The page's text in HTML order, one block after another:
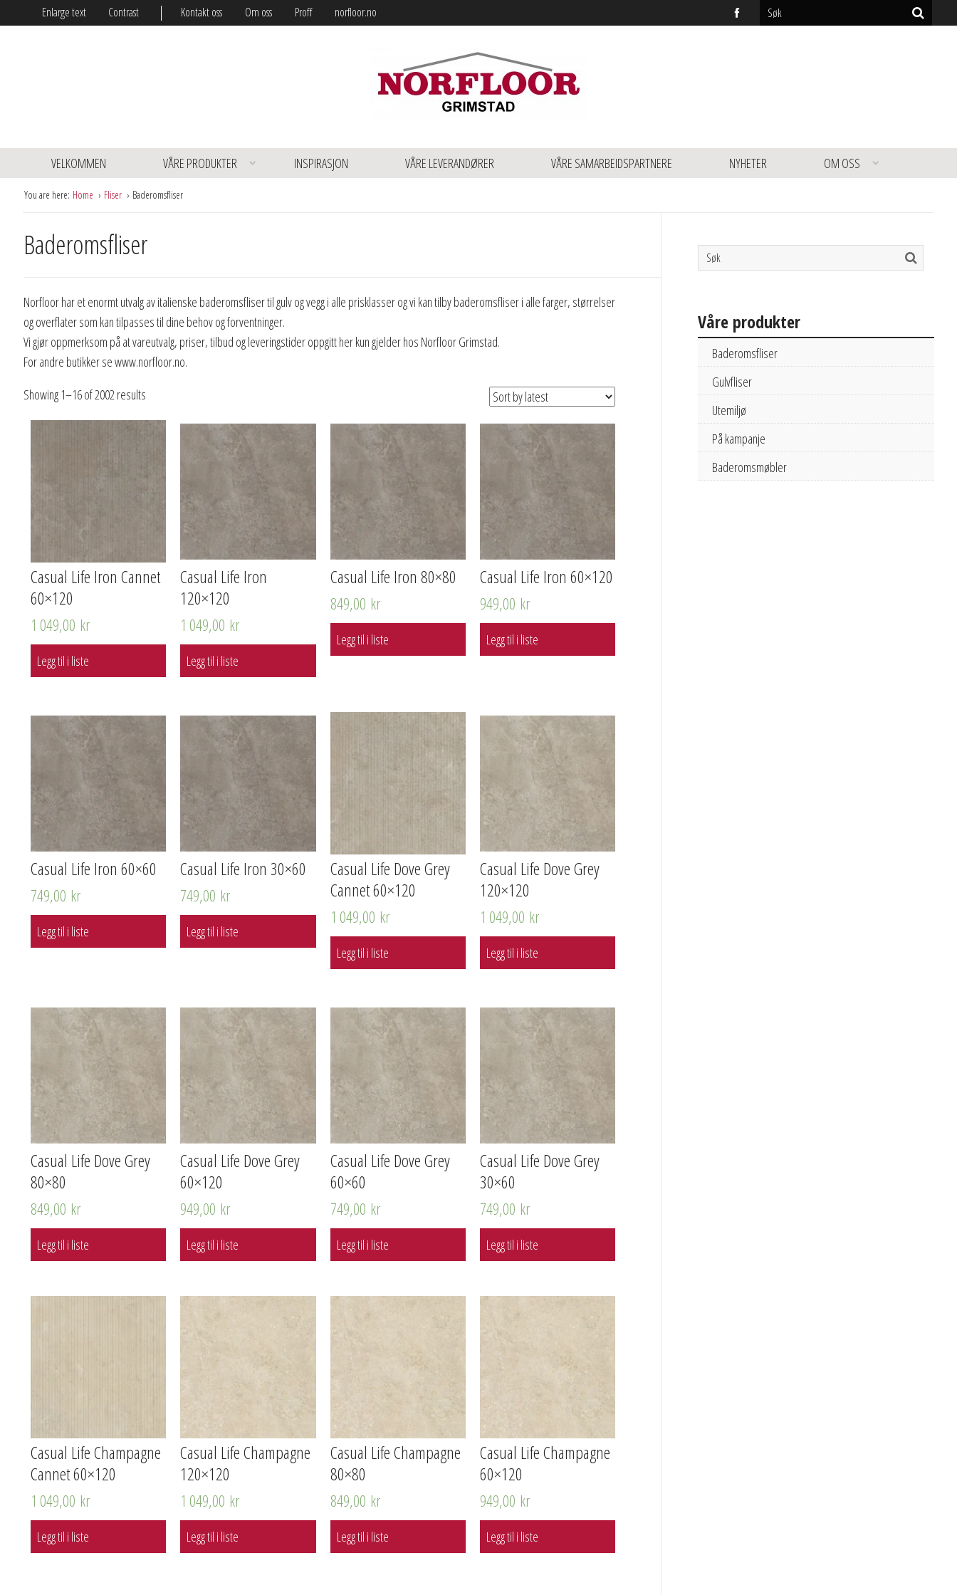
Enlarge text Contrast Kontakt oss Om oss Proff norfloor.no
VELKOMMEN VÅRE PRODUKTER INSPIRASJON VÅRE LEVERANDØRER VÅRE SAMARBEIDSPARTNERE NYHETER OM OSS
You are here: Home Fliser Baderomsfliser
Baderomsfliser
Norfloor har et enormt utvalg av italienske baderomsfliser til gulv og vegg i alle prisklasser og vi kan tilby baderomsfliser i alle farger, størrelser
og overflater som kan tilpasses til dine behov og forventninger.
Vi gjør oppmerksom på at vareutvalg, priser, tilbud og leveringstider oppgitt her kun gjelder hos Norfloor Grimstad.
For andre butikker se www.norfloor.no.
Showing 1–16 of 2002 results
Casual Life Iron Cannet
60×120
1 049,00 kr
Legg til i liste
Casual Life Iron
120×120
1 049,00 kr
Legg til i liste
Casual Life Iron 80×80
849,00 kr
Legg til i liste
Casual Life Iron 60×120
949,00 kr
Legg til i liste
Casual Life Iron 60×60
749,00 kr
Legg til i liste
Casual Life Iron 30×60
749,00 kr
Legg til i liste
Casual Life Dove Grey
Cannet 60×120
1 049,00 kr
Legg til i liste
Casual Life Dove Grey
120×120
1 049,00 kr
Legg til i liste
Casual Life Dove Grey
80×80
849,00 kr
Legg til i liste
Casual Life Dove Grey
60×120
949,00 kr
Legg til i liste
Casual Life Dove Grey
60×60
749,00 kr
Legg til i liste
Casual Life Dove Grey
30×60
749,00 kr
Legg til i liste
Casual Life Champagne
Cannet 60×120
1 049,00 kr
Legg til i liste
Casual Life Champagne
120×120
1 049,00 kr
Legg til i liste
Casual Life Champagne
80×80
849,00 kr
Legg til i liste
Casual Life Champagne
60×120
949,00 kr
Legg til i liste
Våre produkter
Baderomsfliser
Gulvfliser
Utemiljø
På kampanje
Baderomsmøbler